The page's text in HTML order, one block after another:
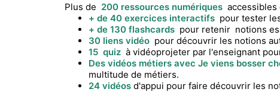
Plus de 200 ressources numériques accessibles
+ de 40 exercices interactifs pour tester
+ de 130 flashcards pour retenir notions
30 liens vidéo pour découvrir les notions
15 quiz à vidéoprojeter par l'enseignant
Des vidéos métiers avec Je viens bosser
multitude de métiers.
24 vidéos d'appui pour faire découvrir les